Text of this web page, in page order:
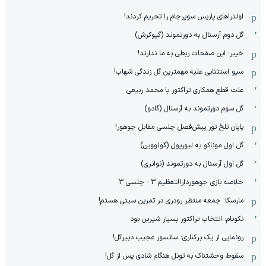
اولتراهای پاریس سوپرجام را تحریم کردند!
گل دوم آرسنال به دورتموند (گیوکرش)
خیبر: این صفحات ربطی به ما ندارند!
سیو استثنایی علیه مهمترین گل زندگی شهاب!
علت قطع همکاری تراکتور با محمد ربیعی
گل سوم دورتموند به آرسنال (گادو)
پایان تلخ تور پیش‌فصل چلسی مقابل جوهور!
گل اول موناکو به لیورپول (گولووین)
گل اول آرسنال به دورتموند (نوانری)
خلاصه بازی جوهوردارالتعظیم 3 - چلسی 3
مارسکا: جمعه منتظر رودری در تمرین سیتی هستم!
نکونام: انتخاب تراکتور بسیار شیرین بود
رونمایی از یک برکناری: سانسور عجیب دبیرکل!
سقوط وحشتناک به تونل هنگام شادی پس از گل!